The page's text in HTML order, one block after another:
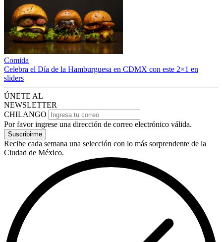
Comida
Celebra el Día de la Hamburguesa en CDMX con este 2×1 en
sliders
ÚNETE AL
NEWSLETTER
CHILANGO
Por favor ingrese una dirección de correo electrónico válida.
Suscribirme
Recibe cada semana una selección con lo más sorprendente de la
Ciudad de México.